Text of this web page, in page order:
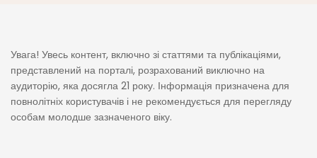
Увага! Увесь контент, включно зі статтями та публікаціями,
представлений на порталі, розрахований виключно на
аудиторію, яка досягла 21 року. Інформація призначена для
повнолітніх користувачів і не рекомендується для перегляду
особам молодше зазначеного віку.